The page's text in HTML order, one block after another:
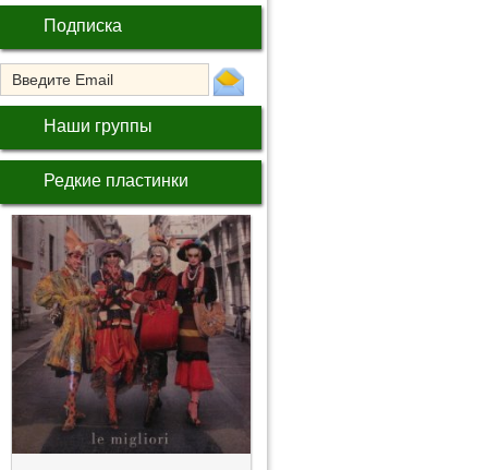
Подписка
Наши группы
Редкие пластинки